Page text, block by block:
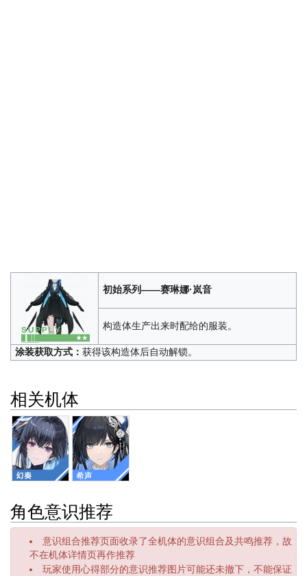
初始系列——赛琳娜·岚音
构造体生产出来时配给的服装。
涂装获取方式： 获得该构造体后自动解锁。
相关机体
角色意识推荐
意识组合推荐页面收录了全机体的意识组合及共鸣推荐，故
不在机体详情页再作推荐
玩家使用心得部分的意识推荐图片可能还未撤下，不能保证